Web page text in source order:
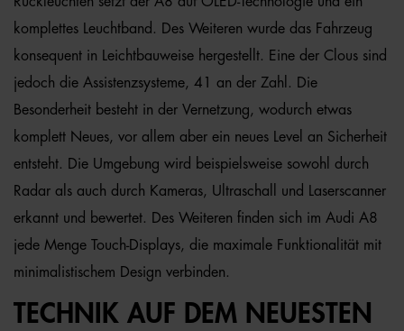
komplettes Leuchtband. Des Weiteren wurde das Fahrzeug
konsequent in Leichtbauweise hergestellt. Eine der Clous sind
jedoch die Assistenzsysteme, 41 an der Zahl. Die
Besonderheit besteht in der Vernetzung, wodurch etwas
komplett Neues, vor allem aber ein neues Level an Sicherheit
entsteht. Die Umgebung wird beispielsweise sowohl durch
Radar als auch durch Kameras, Ultraschall und Laserscanner
erkannt und bewertet. Des Weiteren finden sich im Audi A8
jede Menge Touch-Displays, die maximale Funktionalität mit
minimalistischem Design verbinden.
TECHNIK AUF DEM NEUESTEN